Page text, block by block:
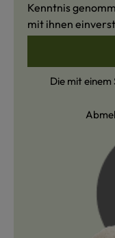
Kenntnis
mit ihnen
Die mit